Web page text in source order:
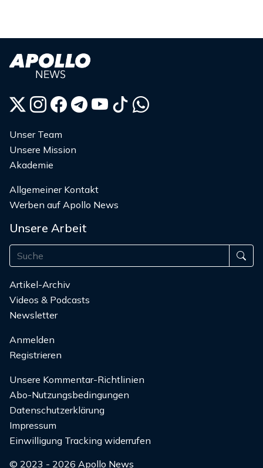
Unser Team
Unsere Mission
Akademie
Allgemeiner Kontakt
Werben auf Apollo News
Unsere Arbeit
Artikel-Archiv
Videos & Podcasts
Newsletter
Anmelden
Registrieren
Unsere Kommentar-Richtlinien
Abo-Nutzungsbedingungen
Datenschutzerklärung
Impressum
Einwilligung Tracking widerrufen
© 2023 - 2026 Apollo News